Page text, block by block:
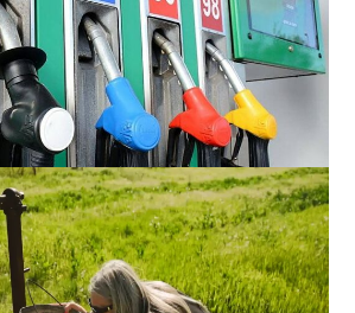
для водителей Одессы: на АЗС